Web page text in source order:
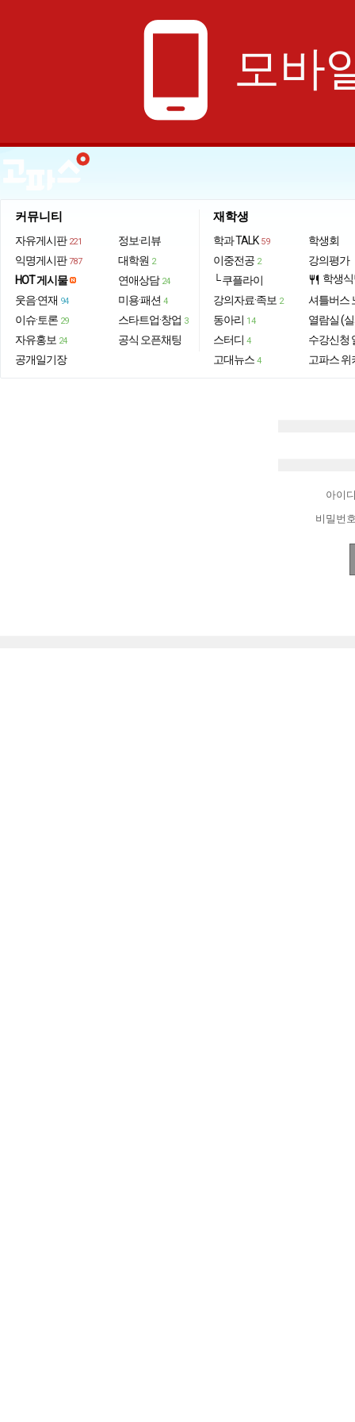
phone_android 모바
커뮤니티
자유게시판 221
익명게시판 787
HOT 게시물
웃음·연재 94
이슈·토론 29
자유홍보 24
공개일기장
정보·리뷰
대학원 2
연애상담 24
미용·패션 4
스타트업·창업 3
공식 오픈채팅
재학생
학과 TALK 59
이중전공 2
└ 쿠플라이
강의자료·족보 2
동아리 14
스터디 4
고대뉴스 4
학생회
강의평가
restaurant 학생
셔틀버스
열람실 (
수강신청
고파스 위
아이
비밀번